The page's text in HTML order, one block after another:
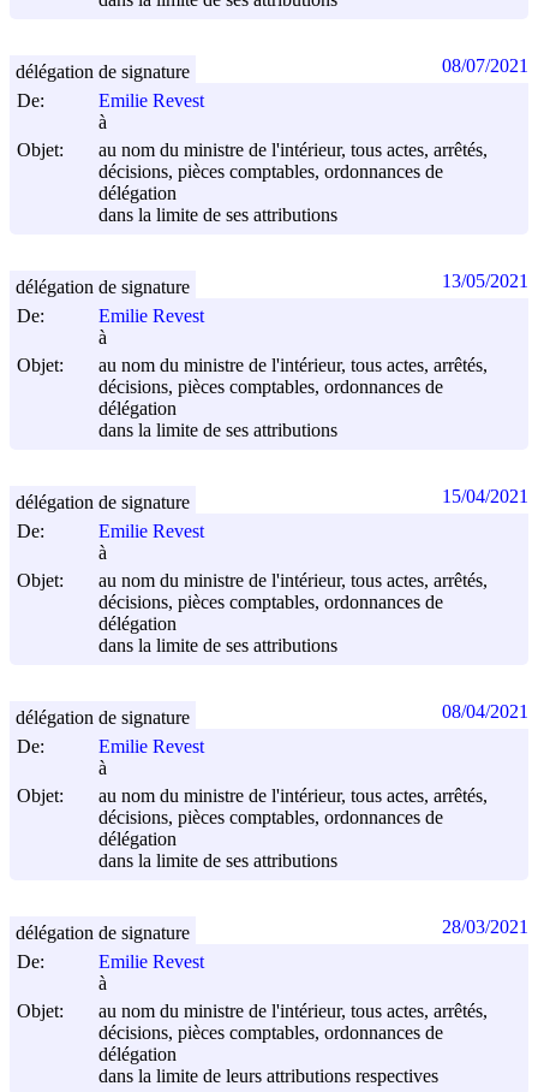
De:
Emilie Revest
à
Objet:
au nom du ministre de l'intérieur, tous actes, arrêtés,
décisions, pièces comptables, ordonnances de
délégation
dans la limite de ses attributions
délégation de signature 08/07/2021
De:
Emilie Revest
à
Objet:
au nom du ministre de l'intérieur, tous actes, arrêtés,
décisions, pièces comptables, ordonnances de
délégation
dans la limite de ses attributions
délégation de signature 13/05/2021
De:
Emilie Revest
à
Objet:
au nom du ministre de l'intérieur, tous actes, arrêtés,
décisions, pièces comptables, ordonnances de
délégation
dans la limite de ses attributions
délégation de signature 15/04/2021
De:
Emilie Revest
à
Objet:
au nom du ministre de l'intérieur, tous actes, arrêtés,
décisions, pièces comptables, ordonnances de
délégation
dans la limite de ses attributions
délégation de signature 08/04/2021
De:
Emilie Revest
à
Objet:
au nom du ministre de l'intérieur, tous actes, arrêtés,
décisions, pièces comptables, ordonnances de
délégation
dans la limite de leurs attributions respectives
délégation de signature 28/03/2021